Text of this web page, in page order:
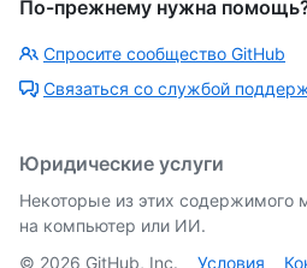
По-прежнему нужна
Спросите сообщество GitHub
Связаться со службой
Юридические услуги
Некоторые из этих содержимого
на компьютер или ИИ.
© 2026 GitHub, Inc. Условия